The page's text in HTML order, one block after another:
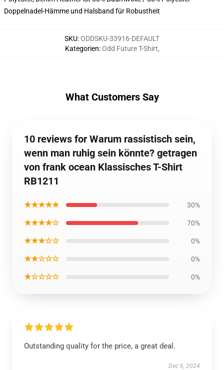
Doppelnadel-Hämme und Halsband für Robustheit
SKU:ODDSKU-33916-DEFAULT
Kategorien:Odd Future T-Shirt,
What Customers Say
10 reviews for Warum rassistisch sein,
wenn man ruhig sein könnte? getragen
von frank ocean Klassisches T-Shirt
RB1211
★★★★★ 30%
★★★★☆ 70%
★★★☆☆ 0%
★★☆☆☆ 0%
★☆☆☆☆ 0%
Outstanding quality for the price, a great deal.
Dec 6, 2024